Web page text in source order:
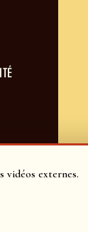
vidéos externes.